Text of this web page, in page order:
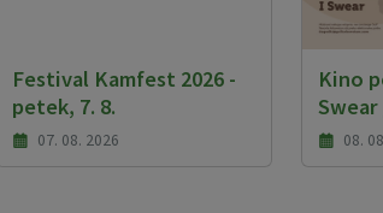
Festival Kamfest 2026 -
petek, 7. 8.
07. 08. 2026
Kino
08.